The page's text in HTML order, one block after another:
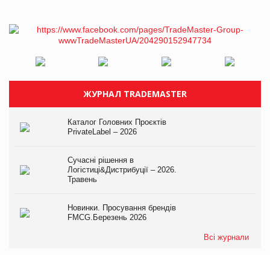
ЖУРНАЛ TRADEMASTER
Каталог Головних Проєктів
PrivateLabel – 2026
Сучасні рішення в
Логістиці&Дистрибуції – 2026.
Травень
Новинки. Просування брендів
FMCG.Березень 2026
Всі журнали